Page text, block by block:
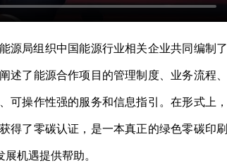
源局组织中国能源行业相关企业共同编制了
述了能源合作项目的管理制度、业务流程、
可操作性强的服务和信息指引。在形式上，
得了零碳认证，是一本真正的绿色零碳印刷
机遇提供帮助。